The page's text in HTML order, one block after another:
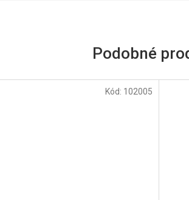
Kód: 102005